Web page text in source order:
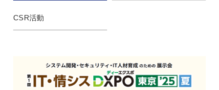
CSR活動